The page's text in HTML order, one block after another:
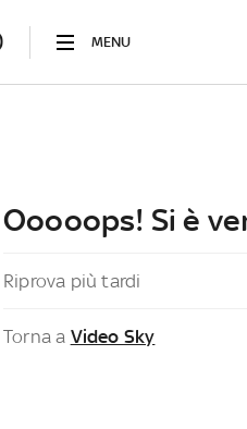
MENU
Ooooops! Si è
Riprova più tardi
Torna a Video Sky